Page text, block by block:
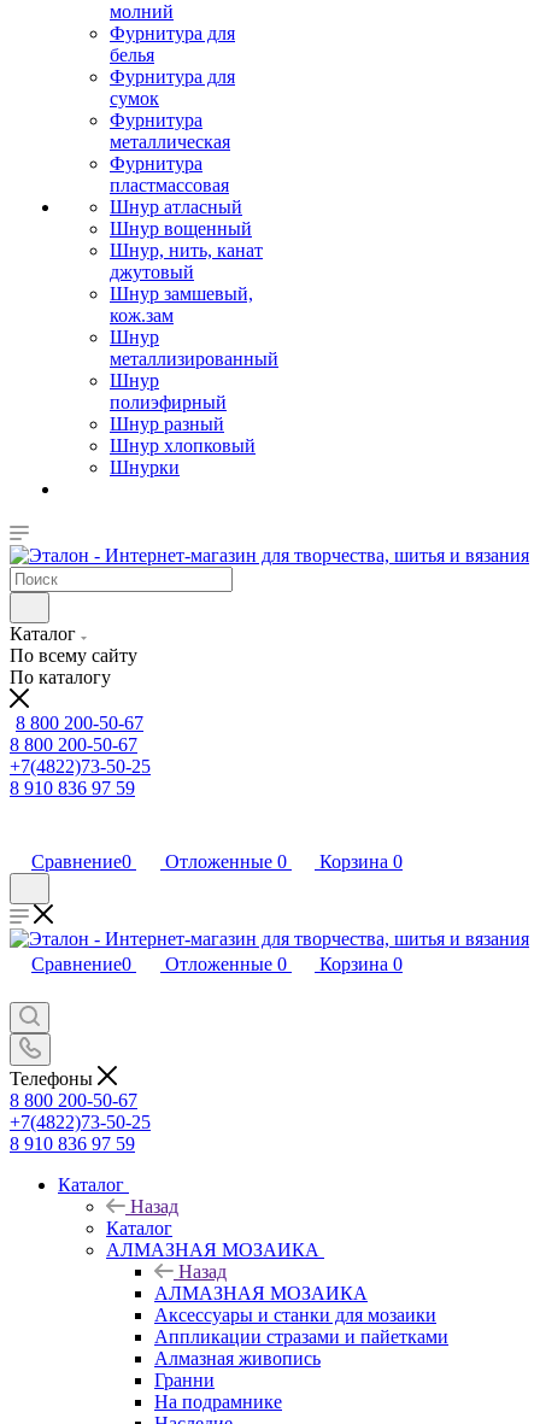
молний
Фурнитура для
белья
Фурнитура для
сумок
Фурнитура
металлическая
Фурнитура
пластмассовая
Шнур атласный
Шнур вощенный
Шнур, нить, канат
джутовый
Шнур замшевый,
кож.зам
Шнур
металлизированный
Шнур
полиэфирный
Шнур разный
Шнур хлопковый
Шнурки
Каталог
По всему сайту
По каталогу
8 800 200-50-67
8 800 200-50-67
+7(4822)73-50-25
8 910 836 97 59
Сравнение0 Отложенные 0 Корзина 0
Сравнение0 Отложенные 0 Корзина 0
Телефоны
8 800 200-50-67
+7(4822)73-50-25
8 910 836 97 59
Каталог
Назад
Каталог
АЛМАЗНАЯ МОЗАИКА
Назад
АЛМАЗНАЯ МОЗАИКА
Аксессуары и станки для мозаики
Аппликации стразами и пайетками
Алмазная живопись
Гранни
На подрамнике